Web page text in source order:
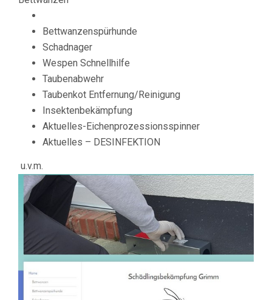
Bettwanzenspürhunde
Schadnager
Wespen Schnellhilfe
Taubenabwehr
Taubenkot Entfernung/Reinigung
Insektenbekämpfung
Aktuelles-Eichenprozessionsspinner
Aktuelles – DESINFEKTION
u.v.m.